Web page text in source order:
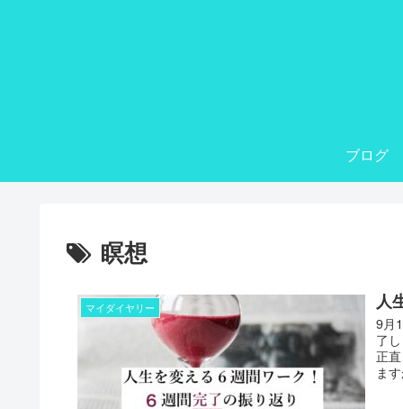
ブログ
瞑想
マイダイヤリー 人
9月
了
正
ま